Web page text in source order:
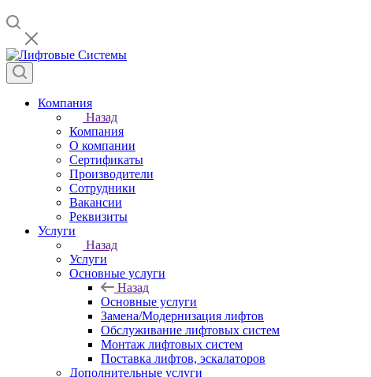
Компания
Назад
Компания
О компании
Сертификаты
Производители
Сотрудники
Вакансии
Реквизиты
Услуги
Назад
Услуги
Основные услуги
Назад
Основные услуги
Замена/Модернизация лифтов
Обслуживание лифтовых систем
Монтаж лифтовых систем
Поставка лифтов, эскалаторов
Дополнительные услуги